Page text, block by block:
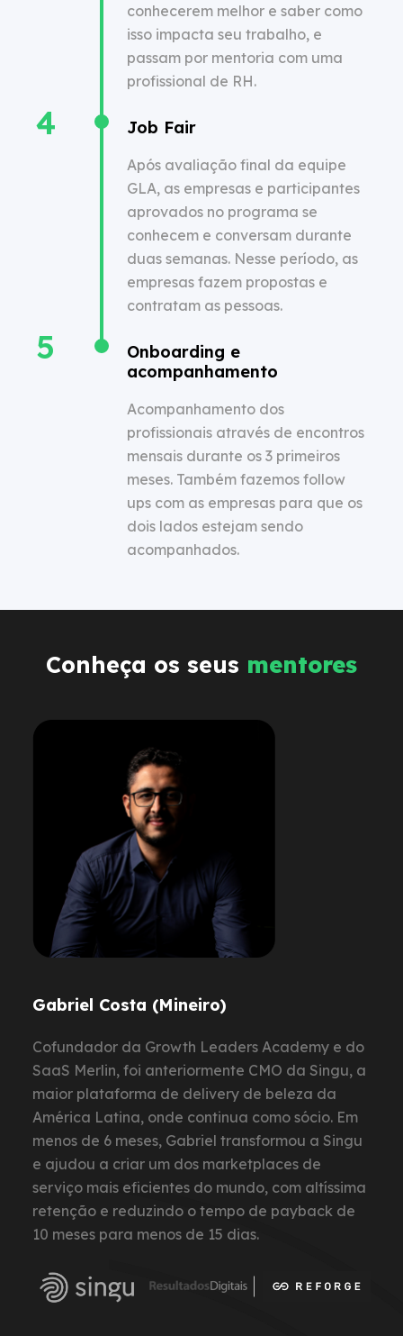
conhecerem melhor e saber como
isso impacta seu trabalho, e
passam por mentoria com uma
profissional de RH.
Job Fair
Após avaliação final da equipe
GLA, as empresas e participantes
aprovados no programa se
conhecem e conversam durante
duas semanas. Nesse período, as
empresas fazem propostas e
contratam as pessoas.
Onboarding e
acompanhamento
Acompanhamento dos
profissionais através de encontros
mensais durante os 3 primeiros
meses. Também fazemos follow
ups com as empresas para que os
dois lados estejam sendo
acompanhados.
Conheça os seus mentores
Gabriel Costa (Mineiro)
Cofundador da Growth Leaders Academy e do
SaaS Merlin, foi anteriormente CMO da Singu, a
maior plataforma de delivery de beleza da
América Latina, onde continua como sócio. Em
menos de 6 meses, Gabriel transformou a Singu
e ajudou a criar um dos marketplaces de
serviço mais eficientes do mundo, com altíssima
retenção e reduzindo o tempo de payback de
10 meses para menos de 15 dias.